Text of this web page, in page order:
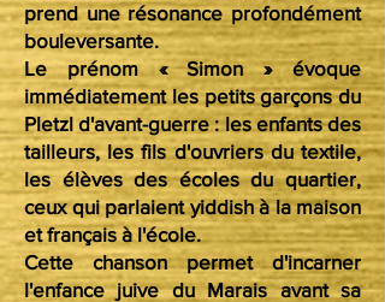
prend une résonance profondément
bouleversante.
Le prénom « Simon » évoque
immédiatement les petits garçons du
Pletzl d'avant-guerre : les enfants des
tailleurs, les fils d'ouvriers du textile,
les élèves des écoles du quartier,
ceux qui parlaient yiddish à la maison
et français à l'école.
Cette chanson permet d'incarner
l'enfance juive du Marais avant sa